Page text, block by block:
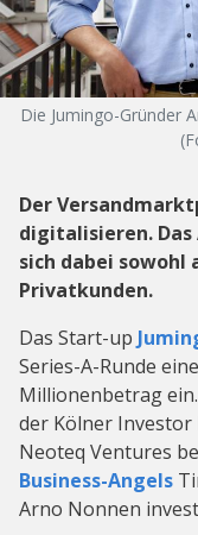
Die Jumingo-Gründer
Der
digitalisieren.
sich dabei sowohl
Privatkunden.
Das Start-up
Series-A-Runde
Millionenbetrag
der Kölner Investor
Neoteq Ventures
Business-Angels
Arno Nonnen